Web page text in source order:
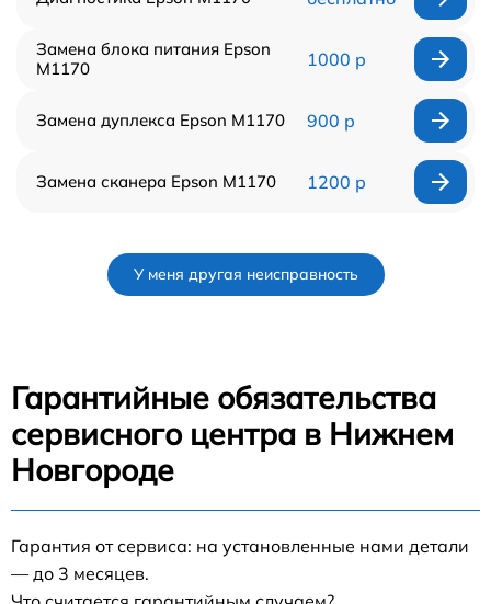
Замена блока питания Epson
M1170
1000 р
Замена дуплекса Epson M1170 900 р
Замена сканера Epson M1170 1200 р
У меня другая неисправность
Гарантийные обязательства
сервисного центра в Нижнем
Новгороде
Гарантия от сервиса: на установленные нами детали
— до 3 месяцев.